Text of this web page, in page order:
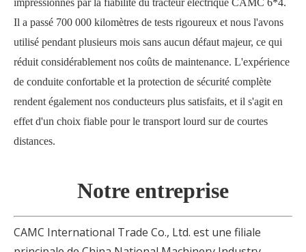
impressionnés par la fiabilité du tracteur électrique CAMC 6*4.
Il a passé 700 000 kilomètres de tests rigoureux et nous l'avons
utilisé pendant plusieurs mois sans aucun défaut majeur, ce qui
réduit considérablement nos coûts de maintenance. L'expérience
de conduite confortable et la protection de sécurité complète
rendent également nos conducteurs plus satisfaits, et il s'agit en
effet d'un choix fiable pour le transport lourd sur de courtes
distances.
Notre entreprise
CAMC International Trade Co., Ltd. est une filiale